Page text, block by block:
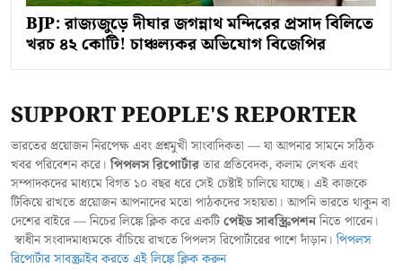
BJP: রাজ্যজুড়ে দীঘার জগন্নাথ মন্দিরের প্রসাদ বিলিতে
খরচ ৪২ কোটি! চাঞ্চল্যকর অভিযোগ বিজেপির
SUPPORT PEOPLE'S REPORTER
ভারতের প্রয়োজন নিরপেক্ষ এবং প্রশ্নমুখী সাংবাদিকতা — যা আপনার সামনে সঠিক
খবর পরিবেশন করে।পিপলস রিপোর্টারতার প্রতিবেদক, কলাম লেখক এবং
সম্পাদকদের মাধ্যমে বিগত ১০ বছর ধরে সেই চেষ্টাই চালিয়ে যাচ্ছে। এই কাজকে
টিকিয়ে রাখতে প্রয়োজন আপনাদের মতো পাঠকদের সহায়তা। আপনি ভারতে থাকুন বা
দেশের বাইরে — নিচের লিঙ্কে ক্লিক করে একটিপেইড সাবস্ক্রিপশননিতে পারেন।
স্বাধীন সংবাদমাধ্যমকে বাঁচিয়ে রাখতে পিপলস রিপোর্টারের পাশে দাঁড়ান।পিপলস
রিপোর্টার সাবস্ক্রাইব করতে এই লিঙ্কে ক্লিক করুন